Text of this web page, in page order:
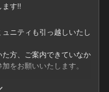
ます!!
ニティも引っ越しいたし
方、ご案内できていなか
をお願いいたします。
め、ご加入者の皆さまが